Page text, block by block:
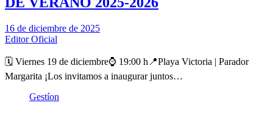
16 de diciembre de 2025
Editor Oficial
🗓️ Viernes 19 de diciembre⌚ 19:00 h📍Playa Victoria | Parador
Margarita ¡Los invitamos a inaugurar juntos…
Gestíon